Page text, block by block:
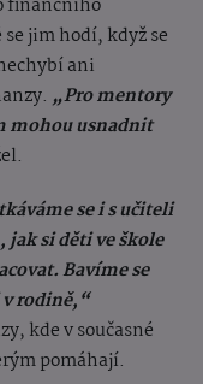
finančního
jim hodí, když se
ani
„Pro mentory
mohou usnadnit
se i s učiteli
jak si děti ve škole
Bavíme se
rodině,“
kde v současné
pomáhají.